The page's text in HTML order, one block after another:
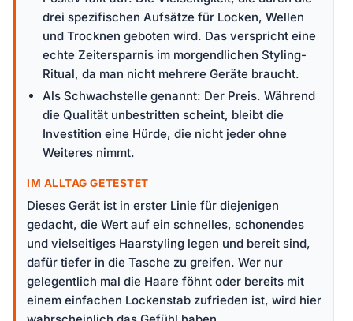
drei spezifischen Aufsätze für Locken, Wellen
und Trocknen geboten wird. Das verspricht eine
echte Zeitersparnis im morgendlichen Styling-
Ritual, da man nicht mehrere Geräte braucht.
Als Schwachstelle genannt: Der Preis. Während
die Qualität unbestritten scheint, bleibt die
Investition eine Hürde, die nicht jeder ohne
Weiteres nimmt.
IM ALLTAG GETESTET
Dieses Gerät ist in erster Linie für diejenigen
gedacht, die Wert auf ein schnelles, schonendes
und vielseitiges Haarstyling legen und bereit sind,
dafür tiefer in die Tasche zu greifen. Wer nur
gelegentlich mal die Haare föhnt oder bereits mit
einem einfachen Lockenstab zufrieden ist, wird hier